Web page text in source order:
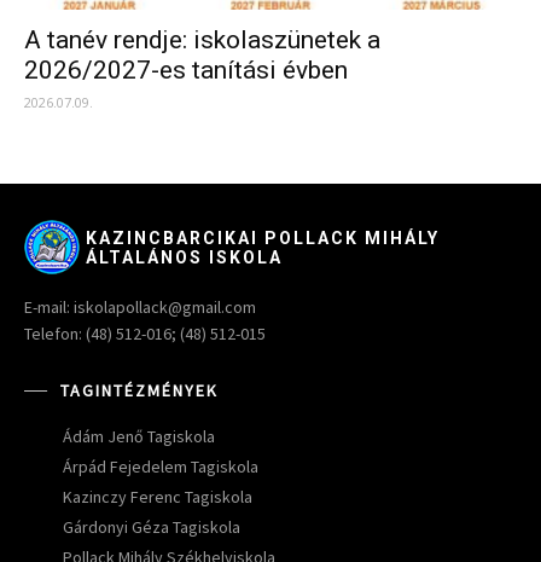
A tanév rendje: iskolaszünetek a
2026/2027-es tanítási évben
2026.07.09.
KAZINCBARCIKAI POLLACK MIHÁLY
ÁLTALÁNOS ISKOLA
E-mail: iskolapollack@gmail.com
Telefon: (48) 512-016; (48) 512-015
TAGINTÉZMÉNYEK
Ádám Jenő Tagiskola
Árpád Fejedelem Tagiskola
Kazinczy Ferenc Tagiskola
Gárdonyi Géza Tagiskola